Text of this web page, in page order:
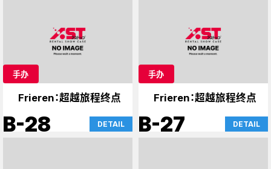
手办
Frieren：超越旅程终点
B-28 DETAIL
手办
Frieren：超越旅程终点
B-27 DETAIL